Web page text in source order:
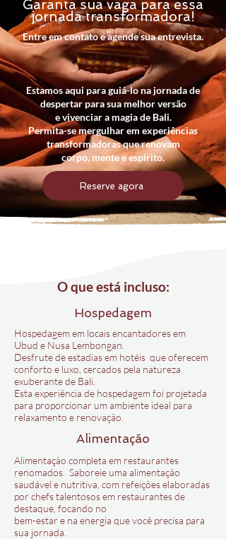
Garanta sua vaga para essa
jornada transformadora!
Entre em contato e agende sua entrevista.
Estamos aqui para guiá-lo na jornada de
despertar para sua melhor versão
e vivenciar a magia de Bali.
Permita-se mergulhar em experiências
transformadoras querenovam
corpo, mente e espírito.
Reserve agora
O que está incluso:
Hospedagem
Hospedagem em locais encantadores em
Ubud e Nusa Lembongan.
Desfrute de estadias em hotéis que oferecem
conforto e luxo, cercados pela natureza
exuberante de Bali.
Esta experiência de hospedagem foi projetada
para proporcionar um ambiente ideal para
relaxamento e renovação.
Alimentação
Alimentação completa em restaurantes
renomados. Saboreie uma alimentação
saudável e nutritiva, com refeições elaboradas
por chefs talentosos em restaurantes de
destaque, focando no
bem-estar e na energia que você precisa para
sua jornada.